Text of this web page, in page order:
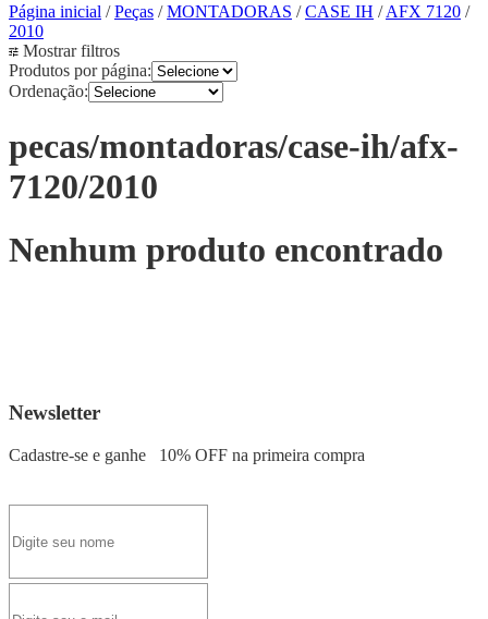
Página inicial /Peças /MONTADORAS /CASE IH /AFX 7120 /
2010
Mostrar filtros
Produtos por página:
Ordenação:
pecas/montadoras/case-ih/afx-
7120/2010
Nenhum produto encontrado
Newsletter
Cadastre-se e ganhe 10% OFF na primeira compra